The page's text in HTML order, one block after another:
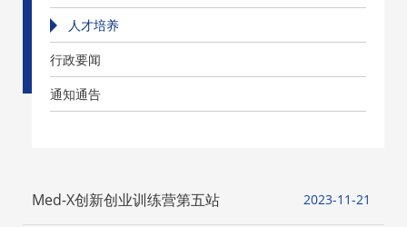
人才培养
行政要闻
通知通告
Med-X创新创业训练营第五站 21
2023-11